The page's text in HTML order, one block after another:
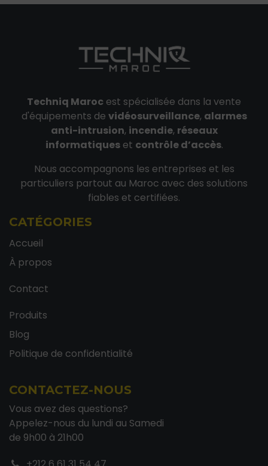
Techniq Maroc est spécialisée dans la vente
d'équipements de vidéosurveillance, alarmes
anti-intrusion, incendie, réseaux
informatiqueset contrôle d’accès.
Nous accompagnons les entreprises et les
particuliers partout au Maroc avec des solutions
fiables et certifiées.
CATÉGORIES
Accueil
À propos
Contact
Produits
Blog
Politique de confidentialité
CONTACTEZ-NOUS
Vous avez des questions?
Appelez-nous du lundi au Samedi
de 9h00 à 21h00